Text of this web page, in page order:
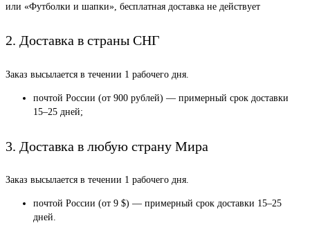
или «Футболки и шапки», бесплатная доставка не действует
2. Доставка в страны СНГ
Заказ высылается в течении 1 рабочего дня.
почтой России (от 900 рублей) — примерный срок доставки
15–25 дней;
3. Доставка в любую страну Мира
Заказ высылается в течении 1 рабочего дня.
почтой России (от 9 $) — примерный срок доставки 15–25
дней.